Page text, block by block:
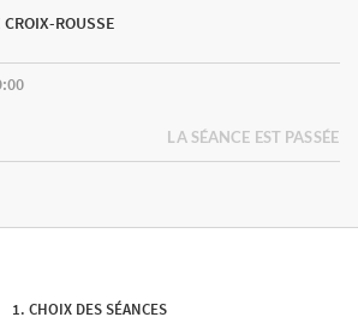
ROUSSE
LA SÉANCE EST PASSÉE
CHOIX DES SÉANCES